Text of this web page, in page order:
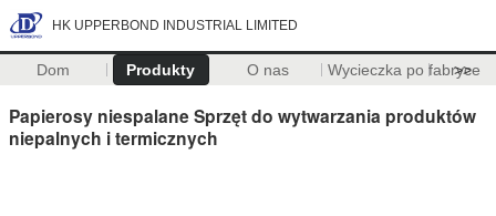
HK UPPERBOND INDUSTRIAL LIMITED
Dom Produkty O nas Wycieczka po fabryce
>>
Papierosy niespalane Sprzęt do wytwarzania produktów
niepalnych i termicznych